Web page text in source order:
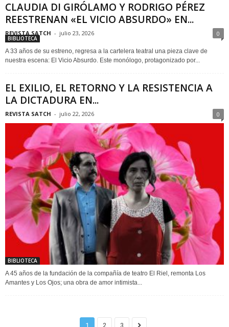
CLAUDIA DI GIRÓLAMO Y RODRIGO PÉREZ
REESTRENAN «EL VICIO ABSURDO» EN...
REVISTA SATCH - julio 23, 2026 0
BIBLIOTECA
A 33 años de su estreno, regresa a la cartelera teatral una pieza clave de
nuestra escena: El Vicio Absurdo. Este monólogo, protagonizado por...
EL EXILIO, EL RETORNO Y LA RESISTENCIA A
LA DICTADURA EN...
REVISTA SATCH - julio 22, 2026 0
BIBLIOTECA
A 45 años de la fundación de la compañía de teatro El Riel, remonta Los
Amantes y Los Ojos; una obra de amor intimista...
1 2 3